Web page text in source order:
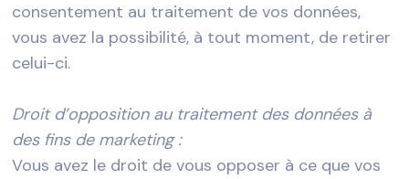
consentement au traitement de vos données,
vous avez la possibilité, à tout moment, de retirer
celui-ci.
Droit d’opposition au traitement des données à
des fins de marketing :
Vous avez le droit de vous opposer à ce que vos